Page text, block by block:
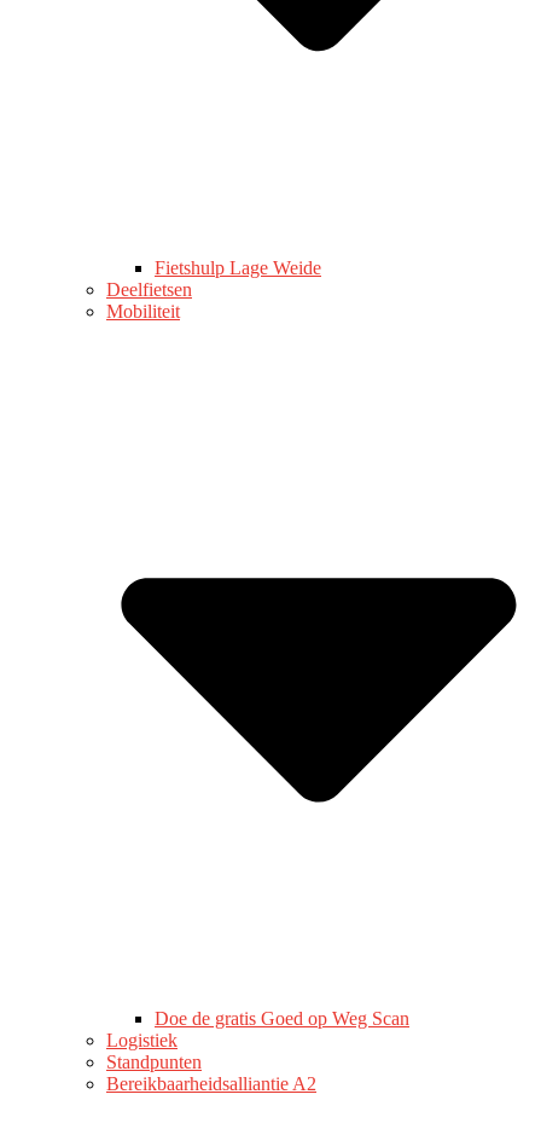
Fietshulp Lage Weide
Deelfietsen
Mobiliteit
Doe de gratis Goed op Weg Scan
Logistiek
Standpunten
Bereikbaarheidsalliantie A2